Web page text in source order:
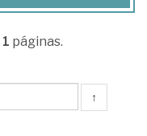
1 páginas.
↑